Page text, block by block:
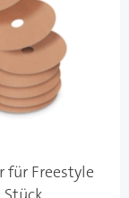
Freestyle